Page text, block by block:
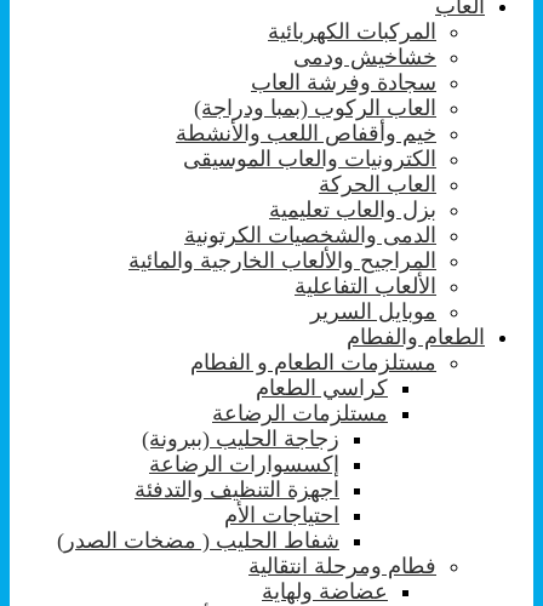
العاب
المركبات الكهربائية
خشاخيش ودمى
سجادة وفرشة العاب
العاب الركوب (بمبا ودراجة)
خيم وأقفاص اللعب والأنشطة
الكترونيات والعاب الموسيقى
العاب الحركة
بزل والعاب تعليمية
الدمى والشخصيات الكرتونية
المراجيح والألعاب الخارجية والمائية
الألعاب التفاعلية
موبايل السرير
الطعام والفطام
مستلزمات الطعام و الفطام
كراسي الطعام
مستلزمات الرضاعة
زجاجة الحليب (ببرونة)
إكسسوارات الرضاعة
اجهزة التنظيف والتدفئة
احتياجات الأم
شفاط الحليب ( مضخات الصدر)
فطام ومرحلة انتقالية
عضاضة ولهاية